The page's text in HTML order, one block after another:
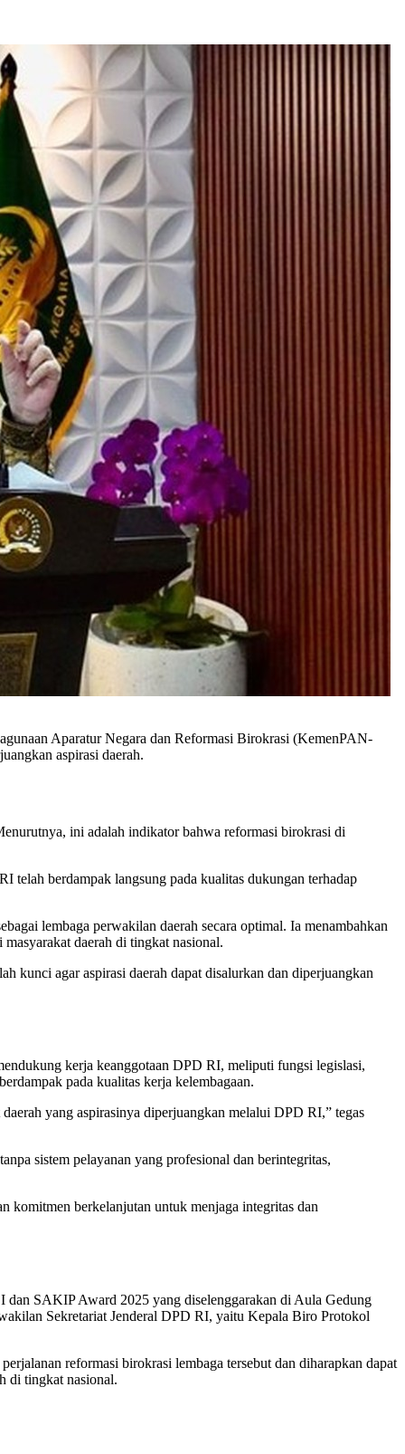
Aparatur Negara dan Reformasi Birokrasi (KemenPAN-
aspirasi daerah.
ini adalah indikator bahwa reformasi birokrasi di
telah berdampak langsung pada kualitas dukungan terhadap
lembaga perwakilan daerah secara optimal. Ia menambahkan
daerah di tingkat nasional.
kunci agar aspirasi daerah dapat disalurkan dan diperjuangkan
kerja keanggotaan DPD RI, meliputi fungsi legislasi,
pada kualitas kerja kelembagaan.
yang aspirasinya diperjuangkan melalui DPD RI,” tegas
sistem pelayanan yang profesional dan berintegritas,
komitmen berkelanjutan untuk menjaga integritas dan
dan SAKIP Award 2025 yang diselenggarakan di Aula Gedung
Sekretariat Jenderal DPD RI, yaitu Kepala Biro Protokol
reformasi birokrasi lembaga tersebut dan diharapkan dapat
di tingkat nasional.